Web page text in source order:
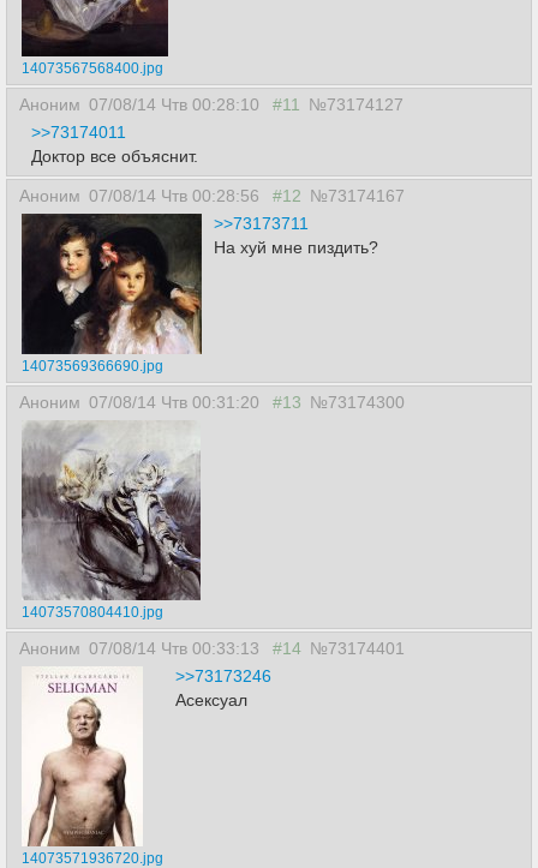
14073567568400.jpg
Аноним 07/08/14 Чтв 00:28:10 #11
№73174127
>>73174011
Доктор все объяснит.
Аноним 07/08/14 Чтв 00:28:56 #12 №73174167
14073569366690.jpg
>>73173711
На хуй мне пиздить?
Аноним 07/08/14 Чтв 00:31:20 #13 №73174300
14073570804410.jpg
Аноним 07/08/14 Чтв 00:33:13 #14 №73174401
14073571936720.jpg
>>73173246
Асексуал